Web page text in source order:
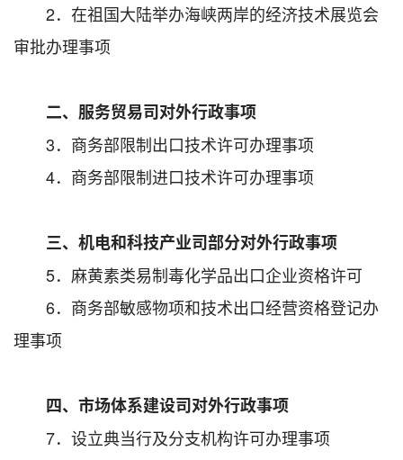
2．在祖国大陆举办海峡两岸的经济技术展览会
审批办理事项
二、服务贸易司对外行政事项
3．商务部限制出口技术许可办理事项
4．商务部限制进口技术许可办理事项
三、机电和科技产业司部分对外行政事项
5．麻黄素类易制毒化学品出口企业资格许可
6．商务部敏感物项和技术出口经营资格登记办
理事项
四、市场体系建设司对外行政事项
7．设立典当行及分支机构许可办理事项